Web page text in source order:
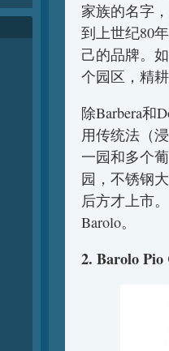
家族的名字
到上世纪80
己的品牌。
个园区，精
除Barbera和
用传统法（
一园和多个
园，不锈钢
后方才上市
Barolo。
2. Barolo Pio